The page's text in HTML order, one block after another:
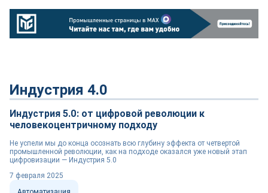
Индустрия 4.0
Индустрия 5.0: от цифровой революции к
человекоцентричному подходу
Не успели мы до конца осознать всю глубину эффекта от четвертой
промышленной революции, как на подходе оказался уже новый этап
цифровизации — Индустрия 5.0
7 февраля 2025